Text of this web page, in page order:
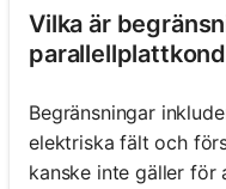
Vilka är
Begränsningar
elektriska fält och
kanske inte gäller för